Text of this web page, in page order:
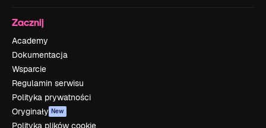
Zacznij
Academy
Dokumentacja
Wsparcie
Regulamin serwisu
Polityka prywatności
Oryginały New
Polityka plików cookie